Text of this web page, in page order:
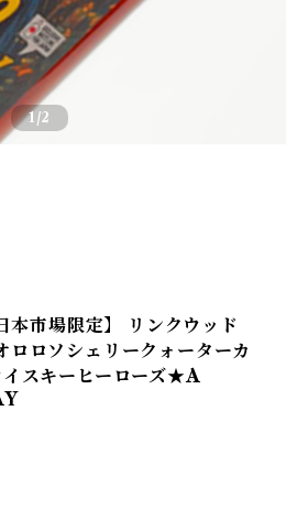
1 /2
市場限定】 リンクウッド
ロソシェリークォーターカ
スキーヒーローズ★A